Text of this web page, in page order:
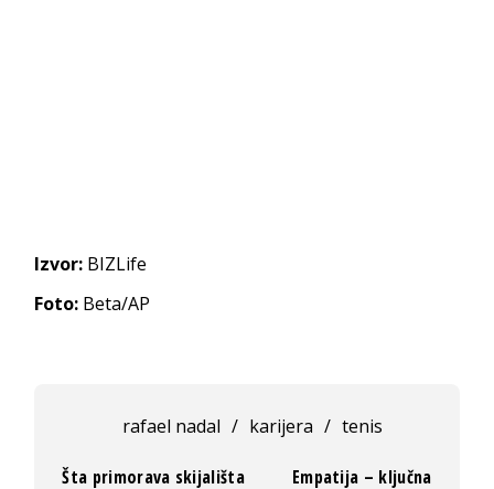
Izvor: BIZLife
Foto: Beta/AP
rafael nadal / karijera / tenis
Šta primorava skijališta
Empatija – ključna